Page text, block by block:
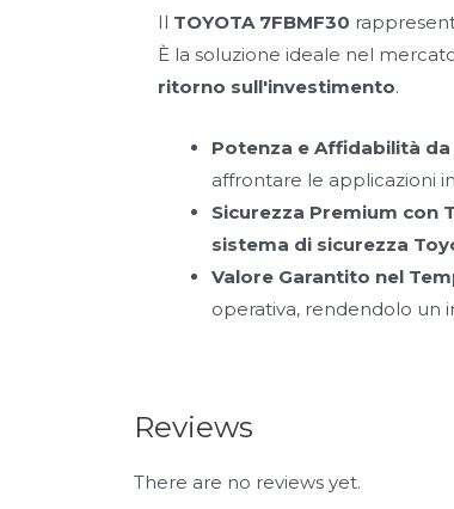
Il TOYOTA 7FBMF30
È la soluzione ideale nel
ritorno sull'investimento.
Potenza e Affidabilità
affrontare le applicazioni
Sicurezza Premium con
sistema di sicurezza
Valore Garantito nel
operativa, rendendolo un
Reviews
There are no reviews yet.